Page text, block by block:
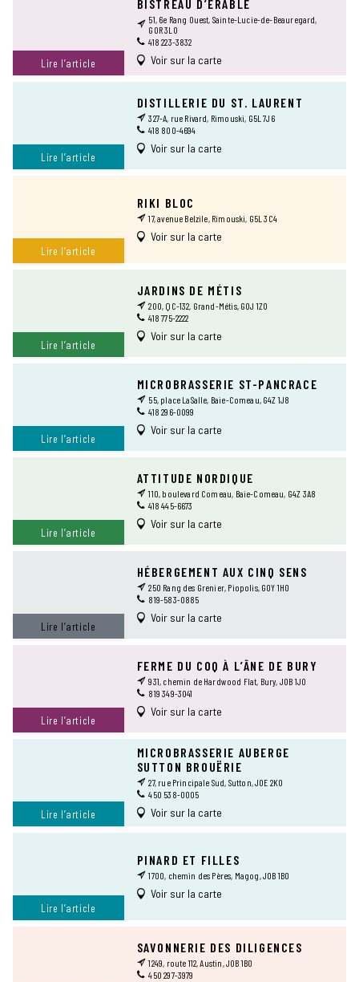
Lire l’article
BISTREAU D’ÉRABLE
51, 6e Rang Ouest, Sainte-Lucie-de-Beauregard,
GOR 3L0
418 223-3832
Voir sur la carte
Lire l’article
DISTILLERIE DU ST. LAURENT
327-A, rue Rivard, Rimouski, G5L 7J6
418 800-4694
Voir sur la carte
Lire l’article
RIKI BLOC
17, avenue Belzile, Rimouski, G5L 3C4
Voir sur la carte
Lire l’article
JARDINS DE MÉTIS
200, QC-132, Grand-Métis, G0J 1Z0
418 775-2222
Voir sur la carte
Lire l’article
MICROBRASSERIE ST-PANCRACE
55, place LaSalle, Baie-Comeau, G4Z 1J8
418 296-0099
Voir sur la carte
Lire l’article
ATTITUDE NORDIQUE
110, boulevard Comeau, Baie-Comeau, G4Z 3A8
418 445-6673
Voir sur la carte
Lire l’article
HÉBERGEMENT AUX CINQ SENS
250 Rang des Grenier, Piopolis, G0Y 1H0
819-583-0885
Voir sur la carte
Lire l’article
FERME DU COQ À L’ÂNE DE BURY
931, chemin de Hardwood Flat, Bury, J0B 1J0
819 349-3041
Voir sur la carte
Lire l’article
MICROBRASSERIE AUBERGE
SUTTON BROUËRIE
27, rue Principale Sud, Sutton, J0E 2K0
450 538-0005
Voir sur la carte
Lire l’article
PINARD ET FILLES
1700, chemin des Pères, Magog, J0B 1B0
Voir sur la carte
SAVONNERIE DES DILIGENCES
1249, route 112, Austin, J0B 1B0
450 297-3979